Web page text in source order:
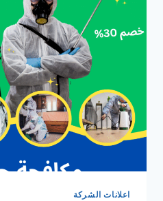
اعلانات الشركة